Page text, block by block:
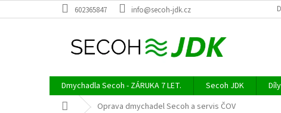
na
602365847 info@secoh-jdk.cz
Dmychadla Secoh - ZÁRUKA 7 LET. Secoh JDK
Domů Oprava dmychadel Secoh a servis ČOV